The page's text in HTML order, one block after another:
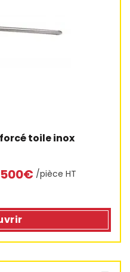
toile inox
/pièce HT